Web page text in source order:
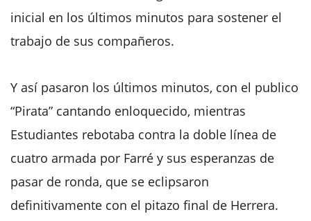
inicial en los últimos minutos para sostener el
trabajo de sus compañeros.
Y así pasaron los últimos minutos, con el publico
“Pirata” cantando enloquecido, mientras
Estudiantes rebotaba contra la doble línea de
cuatro armada por Farré y sus esperanzas de
pasar de ronda, que se eclipsaron
definitivamente con el pitazo final de Herrera.